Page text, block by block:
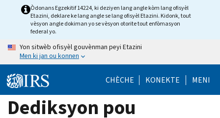
Òdonans Egzekitif 14224, ki deziyen lang angle kòm lang ofisyèl
Etazini, deklare ke lang angle se lang ofisyèl Etazini. Kidonk, tout
vèsyon angle dokiman yo se vèsyon otorite tout enfòmasyon
federal yo.
Yon sitwèb ofisyèl gouvènman peyi Etazini
Men ki jan ou konnen
CHÈCHE KONEKTE MENI
Dediksyon pou